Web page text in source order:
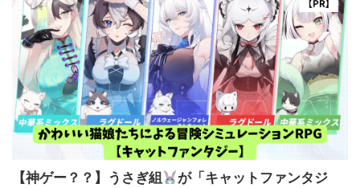
【神ゲー？？】うさぎ組
が「キャットファンタジ